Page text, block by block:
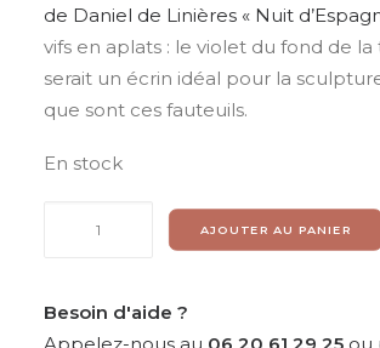
de Daniel de Linières « Nuit
vifs en aplats : le violet du fond de la
serait un écrin idéal pour la
que sont ces fauteuils.
En stock
de
fauteuils
AJOUTER AU PANIER
Besoin d'aide ?